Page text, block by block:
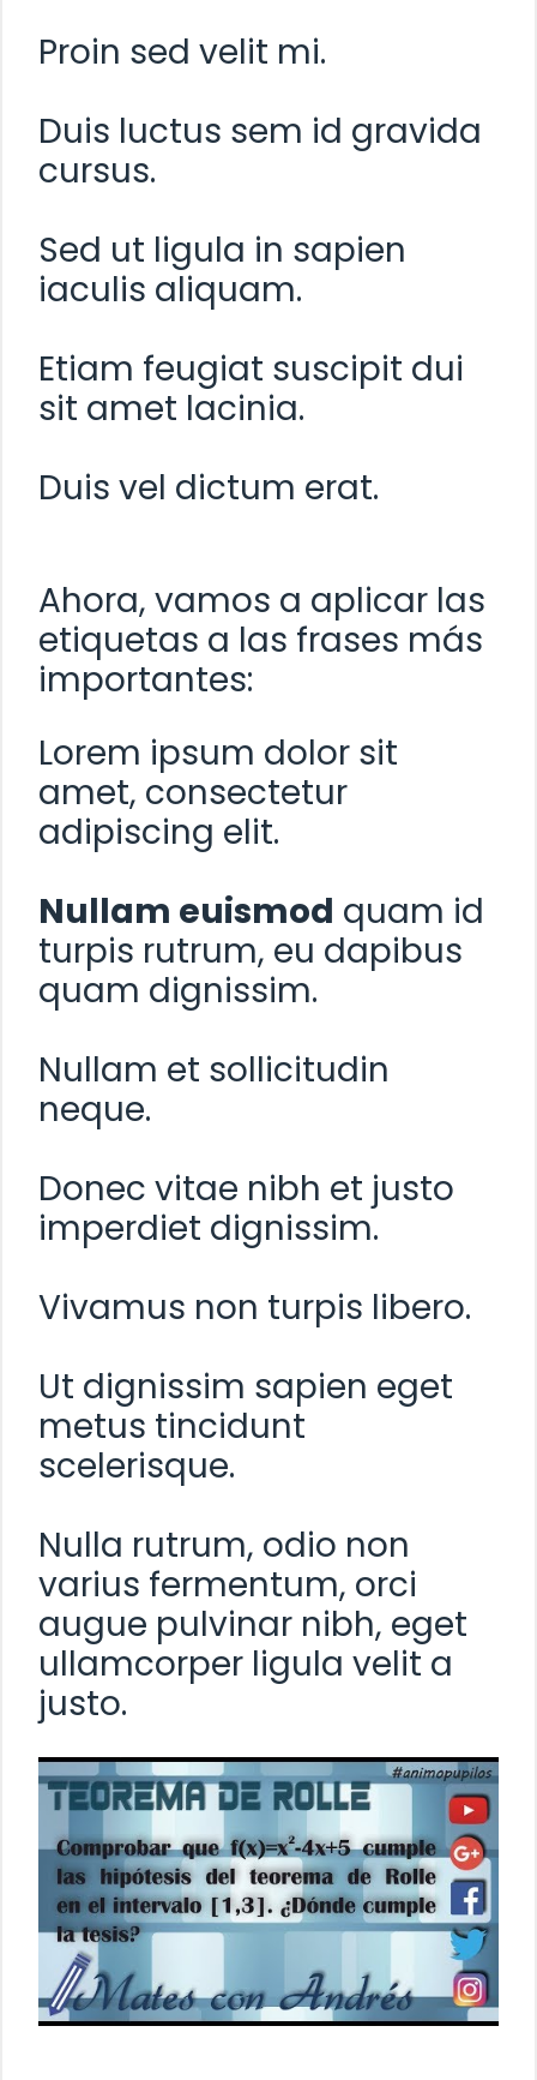
Proin sed velit mi.
Duis luctus sem id gravida
cursus.
Sed ut ligula in sapien
iaculis aliquam.
Etiam feugiat suscipit dui
sit amet lacinia.
Duis vel dictum erat.
Ahora, vamos a aplicar las
etiquetas a las frases más
importantes:
Lorem ipsum dolor sit
amet, consectetur
adipiscing elit.
Nullam euismod quam id
turpis rutrum, eu dapibus
quam dignissim.
Nullam et sollicitudin
neque.
Donec vitae nibh et justo
imperdiet dignissim.
Vivamus non turpis libero.
Ut dignissim sapien eget
metus tincidunt
scelerisque.
Nulla rutrum, odio non
varius fermentum, orci
augue pulvinar nibh, eget
ullamcorper ligula velit a
justo.